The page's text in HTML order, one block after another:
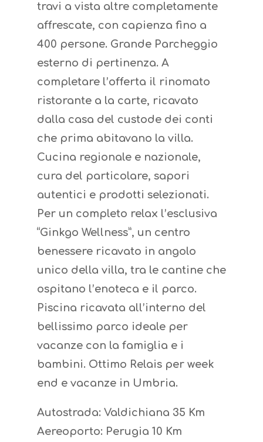
travi a vista altre completamente
affrescate, con capienza fino a
400 persone. Grande Parcheggio
esterno di pertinenza. A
completare l’offerta il rinomato
ristorante a la carte, ricavato
dalla casa del custode dei conti
che prima abitavano la villa.
Cucina regionale e nazionale,
cura del particolare, sapori
autentici e prodotti selezionati.
Per un completo relax l’esclusiva
“Ginkgo Wellness”, un centro
benessere ricavato in angolo
unico della villa, tra le cantine che
ospitano l’enoteca e il parco.
Piscina ricavata all’interno del
bellissimo parco ideale per
vacanze con la famiglia e i
bambini. Ottimo Relais per week
end e vacanze in Umbria.
Autostrada: Valdichiana 35 Km
Aereoporto: Perugia 10 Km